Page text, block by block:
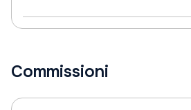
Commissioni